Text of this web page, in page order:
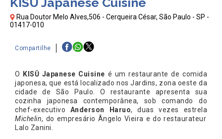
Rua Doutor Melo Alves,506 - Cerqueira César, São Paulo - SP -
01417-010
Compartilhe
O KISŪ Japanese Cuisine é um restaurante de comida
japonesa, que está localizado nos Jardins, zona oeste da
cidade de São Paulo. O restaurante apresenta sua
cozinha japonesa contemporânea, sob comando do
chef-executivo Anderson Haruo, duas vezes estrela
Michelin, do empresário Ângelo Vieira e do restaurateur
Lalo Zanini.